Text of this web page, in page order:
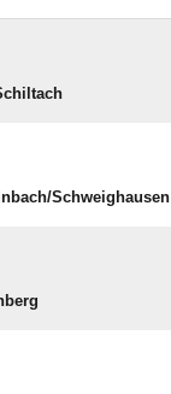
​Schweighausen